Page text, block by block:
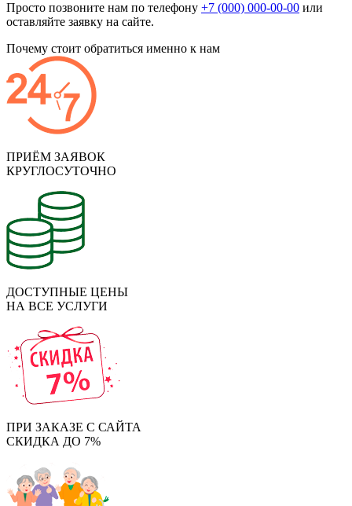
Просто позвоните нам по телефону +7 (000) 000-00-00 или
оставляйте заявку на сайте.
Почему стоит обратиться именно к нам
ПРИЁМ ЗАЯВОК
КРУГЛОСУТОЧНО
ДОСТУПНЫЕ ЦЕНЫ
НА ВСЕ УСЛУГИ
ПРИ ЗАКАЗЕ С САЙТА
СКИДКА ДО 7%